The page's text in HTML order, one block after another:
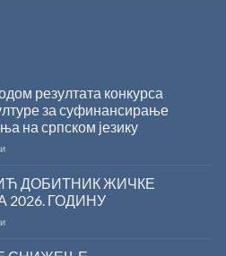
резултата конкурса
за суфинансирање
на српском језику
на
поводом
резултата
конкурса
Министарства
ДОБИТНИК ЖИЧКЕ
ГОДИНУ
на
РАДОЈЧИЋ